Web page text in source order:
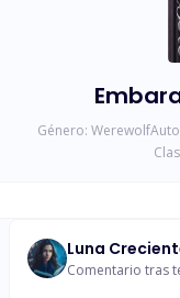
Género: Werewolf
Luna
Comentario tras